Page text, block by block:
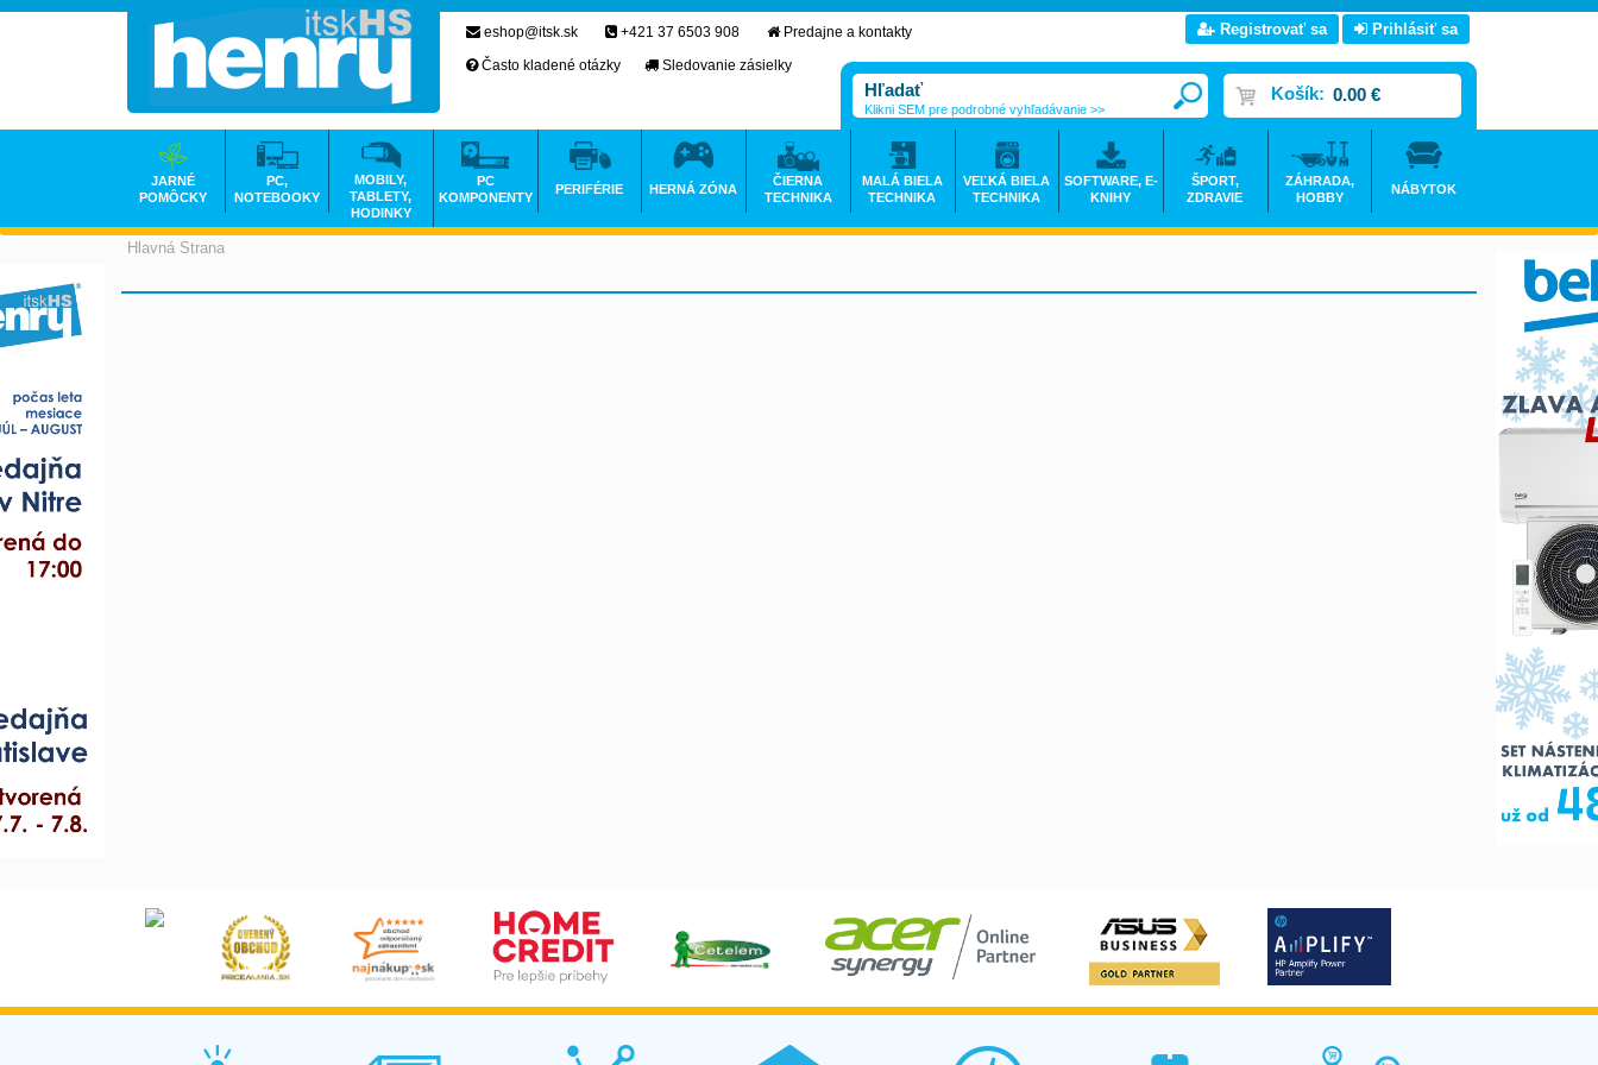
Hlavná Strana
eshop@itsk.sk +421 37 6503 908
Predajne a kontakty
Často kladené otázky
Sledovanie zásielky
Registrovať sa Prihlásiť sa
Košík: 0.00 €
Klikni SEM pre podrobné vyhľadávanie >>
JARNÉ
POMÔCKY
PC,
NOTEBOOKY
MOBILY,
TABLETY,
HODINKY
PC
KOMPONENTY
PERIFÉRIE HERNÁ ZÓNA
ČIERNA
TECHNIKA
MALÁ BIELA
TECHNIKA
VEĽKÁ BIELA
TECHNIKA
SOFTWARE, E-
KNIHY
ŠPORT,
ZDRAVIE
ZÁHRADA,
HOBBY
NÁBYTOK